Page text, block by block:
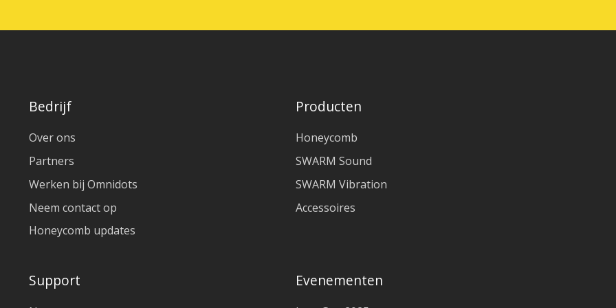
Bedrijf
Over ons
Partners
Werken bij Omnidots
Neem contact op
Honeycomb updates
Producten
Honeycomb
SWARM Sound
SWARM Vibration
Accessoires
Support Evenementen